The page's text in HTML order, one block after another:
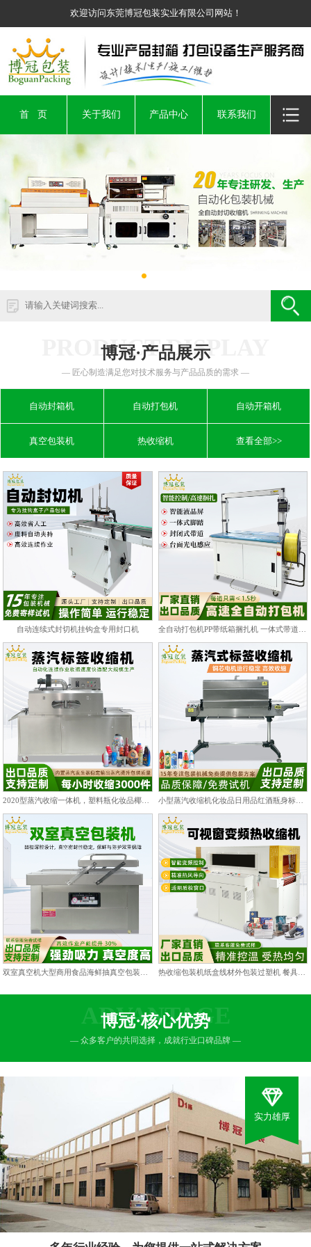
欢迎访问东莞博冠包装实业有限公司网站！
首 页 关于我们 产品中心 联系我们
PRODUCT DISPLAY
博冠·产品展示
— 匠心制造满足您对技术服务与产品品质的需求 —
自动封箱机 自动打包机 自动开箱机
真空包装机 热收缩机 查看全部>>
自动连续式封切机挂钩盒专用封口机
ADVANTAGE
博冠·核心优势
— 众多客户的共同选择，成就行业口碑品牌 —
实力雄厚